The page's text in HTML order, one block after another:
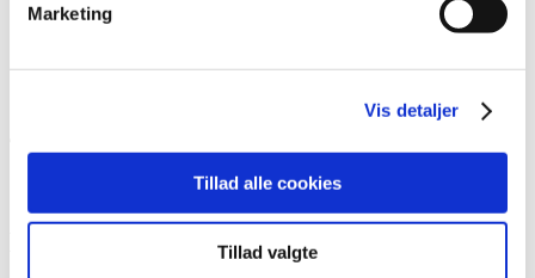
Marketing
Vis detaljer
Tillad alle cookies
Tillad valgte
Kontakt os
Kontakt
Klimadan A/S - Jylland